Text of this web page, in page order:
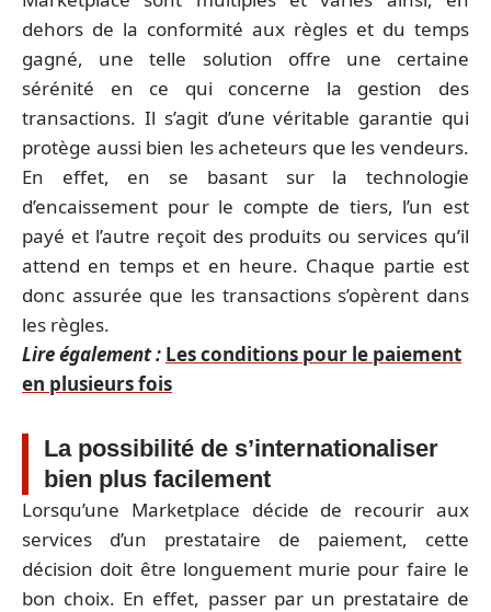
dehors de la conformité aux règles et du temps
gagné, une telle solution offre une certaine
sérénité en ce qui concerne la gestion des
transactions. Il s’agit d’une véritable garantie qui
protège aussi bien les acheteurs que les vendeurs.
En effet, en se basant sur la technologie
d’encaissement pour le compte de tiers, l’un est
payé et l’autre reçoit des produits ou services qu’il
attend en temps et en heure. Chaque partie est
donc assurée que les transactions s’opèrent dans
les règles.
Lire également : Les conditions pour le paiement
en plusieurs fois
La possibilité de s’internationaliser
bien plus facilement
Lorsqu’une Marketplace décide de recourir aux
services d’un prestataire de paiement, cette
décision doit être longuement murie pour faire le
bon choix. En effet, passer par un prestataire de